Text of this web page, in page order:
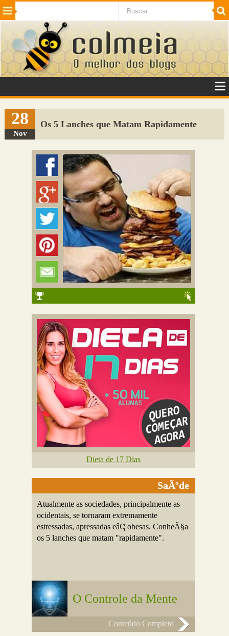
Beleza Cinema e TV
Internet Jogos NotÃ­cias SaÃºde
VeÃ­culos Adulto
Sugerir Link
Adicionar Blog
Colmeia Exchange
Perguntas Frequentes
28
Nov
Os 5 Lanches que Matam Rapidamente
Dieta de 17 Dias
SaÃºde
Atualmente as sociedades, principalmente as
ocidentais, se tornaram extremamente
estressadas, apressadas eâ€¦ obesas. ConheÃ§a
os 5 lanches que matam "rapidamente".
O Controle da Mente
Conteúdo Completo